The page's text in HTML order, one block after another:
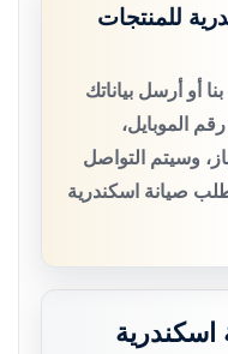
للمنتجات
أو أرسل بياناتك
الموبايل،
وسيتم التواصل
صيانة اسكندرية
اسكندرية